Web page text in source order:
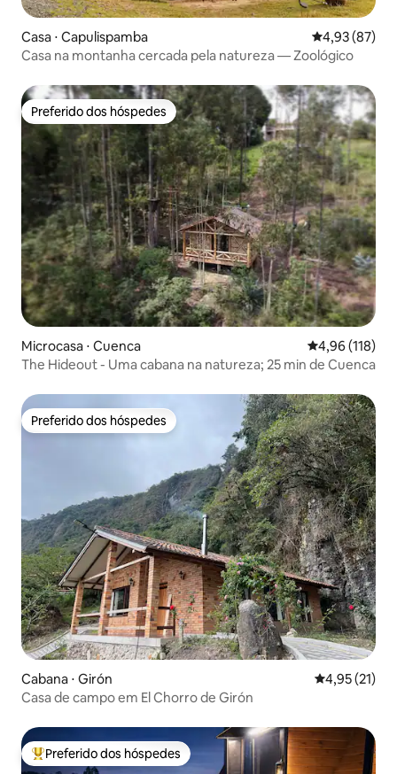
Casa ⋅ Capulispamba 4,93 de uma
4,93 (87)
Casa na montanha cercada pela natureza — Zoológico
Preferido dos hóspedes
Preferido dos hóspedes
Microcasa ⋅ Cuenca 4,96 de uma
4,96 (118)
The Hideout - Uma cabana na natureza; 25 min de Cuenca
Preferido dos hóspedes
Preferido dos hóspedes
Cabana ⋅ Girón 4,95 de uma
4,95 (21)
Casa de campo em El Chorro de Girón
Entre os melhores preferidos dos hóspedes
Preferido dos hóspedes